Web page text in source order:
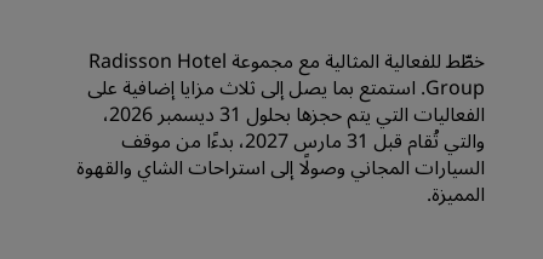
خطّط للفعالية المثالية مع مجموعة Radisson Hotel
Group. استمتع بما يصل إلى ثلاث مزايا إضافية على
الفعاليات التي يتم حجزها بحلول 31 ديسمبر 2026،
والتي تُقام قبل 31 مارس 2027، بدءًا من موقف
السيارات المجاني وصولًا إلى استراحات الشاي والقهوة
المميزة.